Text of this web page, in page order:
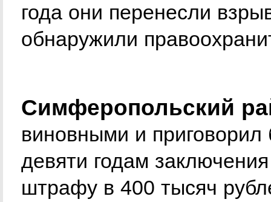
года они перенесли
обнаружили
Симферопольский
виновными и
девяти годам
штрафу в 400 тысяч